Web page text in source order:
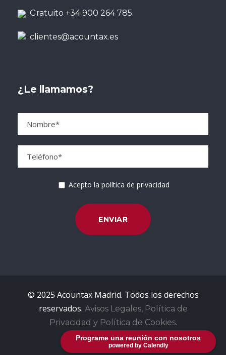
Programe una reunión con nosotros
powered by Calendly
Gratuito +34 900 264 785
clientes@acountax.es
¿Le llamamos?
Acepto la política de privacidad
© 2025 Acountax Madrid. Todos los derechos
reservados. Avisos Legales, Política de
Privacidad y Política de Cookies.